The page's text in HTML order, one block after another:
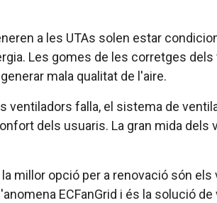
a les UTAs solen estar
Les gomes de les corretges
mala qualitat de l'aire.
ventiladors falla, el sistema de
dels usuaris. La gran mida
millor opció per a renovació són
ECFanGrid i és la solució